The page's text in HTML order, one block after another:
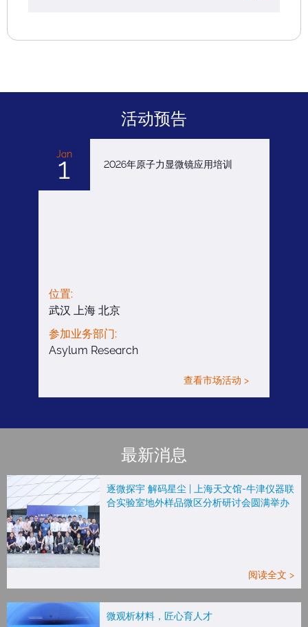
活动预告
Jan
1 2026年原子力显微镜应用培训
位置:
武汉 上海 北京
参加业务部门:
Asylum Research
查看市场活动 >
最新消息
逐微探宇 解码星尘 | 上海天文馆-牛津仪器联
合实验室地外样品微区分析研讨会圆满举办
阅读全文 >
微观析材料，匠心育人才